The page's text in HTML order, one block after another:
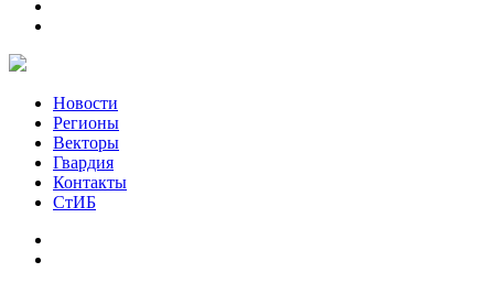
Новости
Регионы
Векторы
Гвардия
Контакты
СтИБ